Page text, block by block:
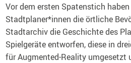
Vor dem ersten Spatenstich
Stadtplaner*innen die örtliche
Stadtarchiv die Geschichte des
Spielgeräte entworfen, diese in
für Augmented-Reality umgesetzt